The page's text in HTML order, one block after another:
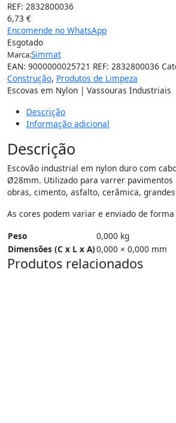
REF: 2832800036
6,73 €
Encomende no WhatsApp
Esgotado
Marca:Simmat
EAN: 9000000025721 REF: 2832800036
Construção, Produtos de Limpeza
Escovas em Nylon | Vassouras Industriais
Descrição
Informação adicional
Descrição
Escovão industrial em nylon duro com
Ø28mm. Utilizado para varrer
obras, cimento, asfalto, cerâmica,
As cores podem variar e enviado de
Peso
0,000 kg
Dimensões (C x L x A)0,000 × 0,000 mm
Produtos relacionados